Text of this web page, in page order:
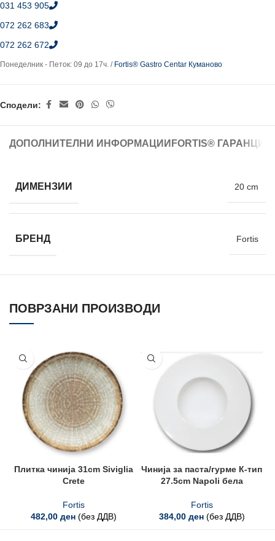
031 453 905
072 262 683
072 262 672
Понеделник - Петок: 09 до 17ч. / Fortis® Gastro Centar Куманово
Сподели:
ДОПОЛНИТЕЛНИ ИНФОРМАЦИИ FORTIS®
ДИМЕНЗИИ 20 cm
БРЕНД Fortis
ПОВРЗАНИ ПРОИЗВОДИ
Плитка чинија 31cm Siviglia
Crete
Fortis
482,00 ден (без ДДВ)
Чинија за паста/гурме К-тип
27.5cm Napoli бела
Fortis
384,00 ден (без ДДВ)